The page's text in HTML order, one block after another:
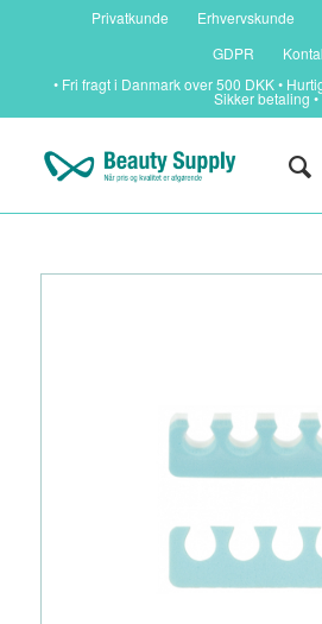
Privatkunde Erhvervskunde
GDPR
• Fri fragt i Danmark over 500 DKK •
Sikker betaling •